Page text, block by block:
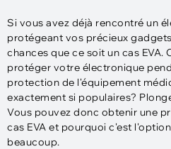
Si vous avez déjà rencontré un
protégeant vos précieux
chances que ce soit un cas EVA.
protéger votre électronique
protection de l'équipement
exactement si populaires?
Vous pouvez donc obtenir une
cas EVA et pourquoi c'est
beaucoup.